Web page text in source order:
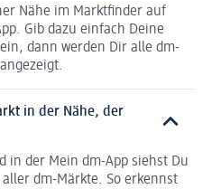
Nähe im Marktfinder auf
Gib dazu einfach Deine
dann werden Dir alle dm-
in der Nähe, der
in der Mein dm-App siehst Du
dm-Märkte. So erkennst